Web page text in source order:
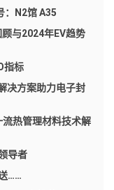
：N2馆 A35
与2024年EV趋势
指标
决方案助力电子封
热管理材料技术解
导者
……